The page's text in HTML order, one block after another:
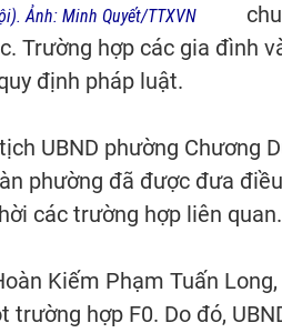
Ảnh: Minh Quyết/TTXVN
Trường hợp các gia đình
định pháp luật.
UBND phường Chương
phường đã được đưa
các trường hợp liên quan.
Kiếm Phạm Tuấn
trường hợp F0. Do đó,